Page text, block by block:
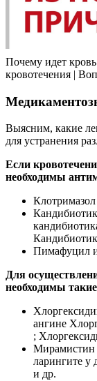
Почему идет
кровотечения |
Выясним, какие
для устранения
Если
необходимы
Кандибиотик
Пимафуцил
Для
необходимы
ангине
;
Мирамистин
ларингите у
и др.